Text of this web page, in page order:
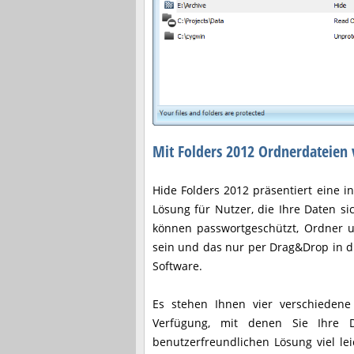
Mit Folders 2012 Ordnerdateien
Hide Folders 2012 präsentiert eine
Lösung für Nutzer, die Ihre Daten
können passwortgeschützt, Ordner
sein und das nur per Drag&Drop in
Software.
Es stehen Ihnen vier
Verfügung, mit denen Sie Ihre
benutzerfreundlichen Lösung viel